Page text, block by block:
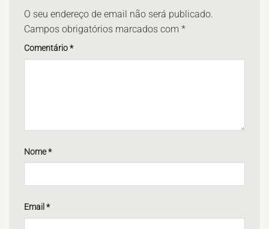
O seu endereço de email não será publicado.
Campos obrigatórios marcados com *
Comentário*
Nome*
Email*